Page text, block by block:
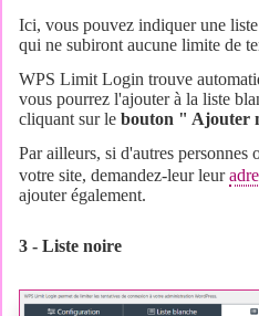
Ici, vous pouvez indiquer une
qui ne subiront aucune limite de
WPS Limit Login trouve
vous pourrez l'ajouter à la liste
cliquant sur le bouton " Ajouter
Par ailleurs, si d'autres personnes
votre site, demandez-leur leur
ajouter également.
3 - Liste noire